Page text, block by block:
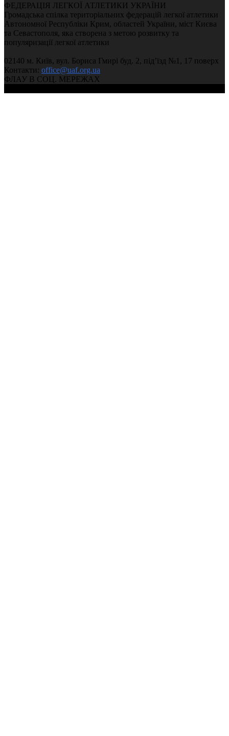
ФЕДЕРАЦІЯ ЛЕГКОЇ АТЛЕТИКИ УКРАЇНИ
Громадська спілка територіальних федерацій легкої атлетики
Автономної Республіки Крим, областей України, міст Києва
та Севастополя, яка створена з метою розвитку та
популяризації легкої атлетики
02140 м. Київ, вул. Бориса Гмирі буд. 2, під’їзд №1, 17 поверх
Контакти: office@uaf.org.ua
ФЛАУ В СОЦ. МЕРЕЖАХ